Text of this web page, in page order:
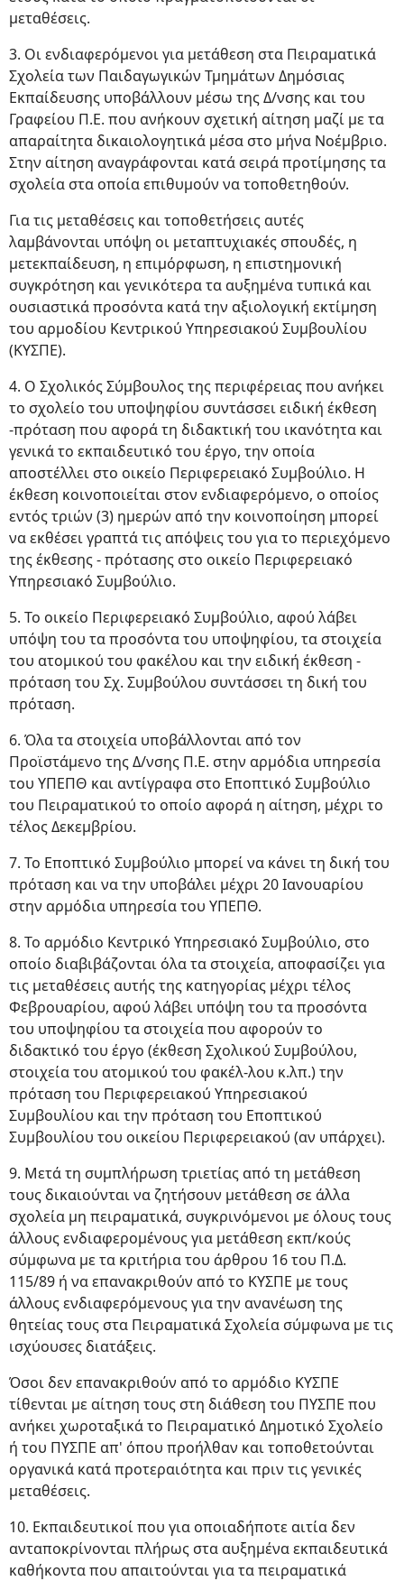
μεταθέσεις.
3. Οι ενδιαφερόμενοι για μετάθεση στα Πειραματικά
Σχολεία των Παιδαγωγικών Τμημάτων Δημόσιας
Εκπαίδευσης υποβάλλουν μέσω της Δ/νσης και του
Γραφείου Π.Ε. που ανήκουν σχετική αίτηση μαζί με τα
απαραίτητα δικαιολογητικά μέσα στο μήνα Νοέμβριο.
Στην αίτηση αναγράφονται κατά σειρά προτίμησης τα
σχολεία στα οποία επιθυμούν να τοποθετηθούν.
Για τις μεταθέσεις και τοποθετήσεις αυτές
λαμβάνονται υπόψη οι μεταπτυχιακές σπουδές, η
μετεκπαίδευση, η επιμόρφωση, η επιστημονική
συγκρότηση και γενικότερα τα αυξημένα τυπικά και
ουσιαστικά προσόντα κατά την αξιολογική εκτίμηση
του αρμοδίου Κεντρικού Υπηρεσιακού Συμβουλίου
(ΚΥΣΠΕ).
4. Ο Σχολικός Σύμβουλος της περιφέρειας που ανήκει
το σχολείο του υποψηφίου συντάσσει ειδική έκθεση
-πρόταση που αφορά τη διδακτική του ικανότητα και
γενικά το εκπαιδευτικό του έργο, την οποία
αποστέλλει στο οικείο Περιφερειακό Συμβούλιο. Η
έκθεση κοινοποιείται στον ενδιαφερόμενο, ο οποίος
εντός τριών (3) ημερών από την κοινοποίηση μπορεί
να εκθέσει γραπτά τις απόψεις του για το περιεχόμενο
της έκθεσης - πρότασης στο οικείο Περιφερειακό
Υπηρεσιακό Συμβούλιο.
5. Το οικείο Περιφερειακό Συμβούλιο, αφού λάβει
υπόψη του τα προσόντα του υποψηφίου, τα στοιχεία
του ατομικού του φακέλου και την ειδική έκθεση -
πρόταση του Σχ. Συμβούλου συντάσσει τη δική του
πρόταση.
6. Όλα τα στοιχεία υποβάλλονται από τον
Προϊστάμενο της Δ/νσης Π.Ε. στην αρμόδια υπηρεσία
του ΥΠΕΠΘ και αντίγραφα στο Εποπτικό Συμβούλιο
του Πειραματικού το οποίο αφορά η αίτηση, μέχρι το
τέλος Δεκεμβρίου.
7. Το Εποπτικό Συμβούλιο μπορεί να κάνει τη δική του
πρόταση και να την υποβάλει μέχρι 20 Ιανουαρίου
στην αρμόδια υπηρεσία του ΥΠΕΠΘ.
8. Το αρμόδιο Κεντρικό Υπηρεσιακό Συμβούλιο, στο
οποίο διαβιβάζονται όλα τα στοιχεία, αποφασίζει για
τις μεταθέσεις αυτής της κατηγορίας μέχρι τέλος
Φεβρουαρίου, αφού λάβει υπόψη του τα προσόντα
του υποψηφίου τα στοιχεία που αφορούν το
διδακτικό του έργο (έκθεση Σχολικού Συμβούλου,
στοιχεία του ατομικού του φακέλ-λου κ.λπ.) την
πρόταση του Περιφερειακού Υπηρεσιακού
Συμβουλίου και την πρόταση του Εποπτικού
Συμβουλίου του οικείου Περιφερειακού (αν υπάρχει).
9. Μετά τη συμπλήρωση τριετίας από τη μετάθεση
τους δικαιούνται να ζητήσουν μετάθεση σε άλλα
σχολεία μη πειραματικά, συγκρινόμενοι με όλους τους
άλλους ενδιαφερομένους για μετάθεση εκπ/κούς
σύμφωνα με τα κριτήρια του άρθρου 16 του Π.Δ.
115/89 ή να επανακριθούν από το ΚΥΣΠΕ με τους
άλλους ενδιαφερόμενους για την ανανέωση της
θητείας τους στα Πειραματικά Σχολεία σύμφωνα με τις
ισχύουσες διατάξεις.
Όσοι δεν επανακριθούν από το αρμόδιο ΚΥΣΠΕ
τίθενται με αίτηση τους στη διάθεση του ΠΥΣΠΕ που
ανήκει χωροταξικά το Πειραματικό Δημοτικό Σχολείο
ή του ΠΥΣΠΕ απ' όπου προήλθαν και τοποθετούνται
οργανικά κατά προτεραιότητα και πριν τις γενικές
μεταθέσεις.
10. Εκπαιδευτικοί που για οποιαδήποτε αιτία δεν
ανταποκρίνονται πλήρως στα αυξημένα εκπαιδευτικά
καθήκοντα που απαιτούνται για τα πειραματικά